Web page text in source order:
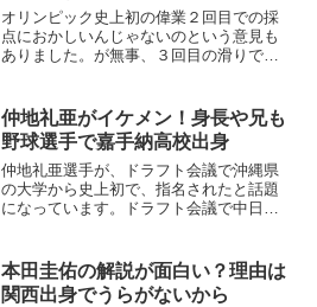
オリンピック史上初の偉業２回目での採
点におかしいんじゃないのという意見も
ありました。が無事、３回目の滑りで見
す。流石に思い存分努力した方の姿勢は
姿は他を寄せ付けない魅力を...
仲地礼亜がイケメン！身長や兄も
野球選手で嘉手納高校出身
仲地礼亜選手が、ドラフト会議で沖縄県
の大学から史上初で、指名されたと話題
になっています。ドラフト会議で中日が
正統派のイケメン。って思いませんでし
たか？沖縄県の大学からは...
本田圭佑の解説が面白い？理由は
関西出身でうらがないから